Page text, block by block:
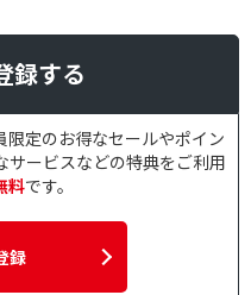
録する
定のお得なセールやポイン
サービスなどの特典をご利用
料です。
録